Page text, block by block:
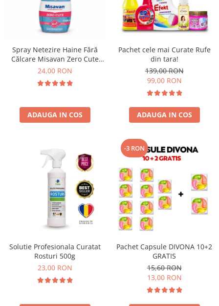
Spray Netezire Haine Fără
Călcare Misavan Zero Cute
Harmony Parfum Discret 500
24,00 RON
ADAUGA IN COS
Pachet cele mai Curate Rufe
din tara!
139,00 RON
99,00 RON
ADAUGA IN COS
Solutie Profesionala Curatat
Rosturi 500g
23,00 RON
-3 RON
Pachet Capsule DIVONA 10+2
GRATIS
15,60 RON
13,00 RON